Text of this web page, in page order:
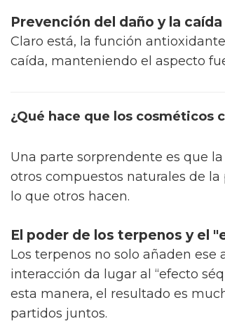
Prevención del daño y la caída
Claro está, la función
caída, manteniendo el aspecto
¿Qué hace que los cosméticos
Una parte sorprendente es que
otros compuestos naturales de
lo que otros hacen.
El poder de los terpenos y el
Los terpenos no solo añaden
interacción da lugar al “efecto
esta manera, el resultado es
partidos juntos.